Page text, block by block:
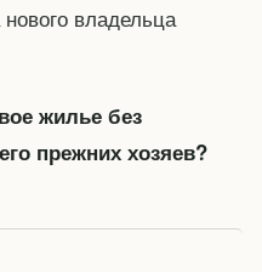
владельца
жилье без
прежних хозяев?